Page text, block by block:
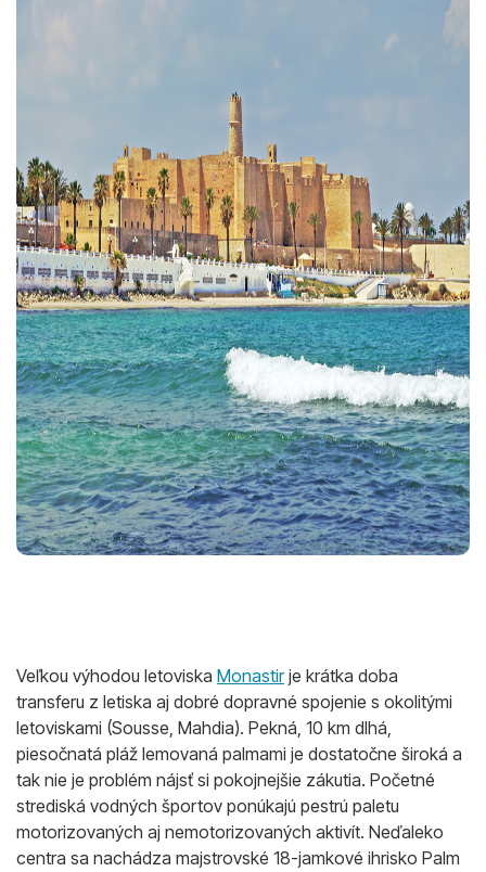
Veľkou výhodou letoviska Monastirje krátka doba
transferu z letiska aj dobré dopravné spojenie s okolitými
letoviskami (Sousse, Mahdia). Pekná, 10 km dlhá,
piesočnatá pláž lemovaná palmami je dostatočne široká a
tak nie je problém nájsť si pokojnejšie zákutia. Početné
strediská vodných športov ponúkajú pestrú paletu
motorizovaných aj nemotorizovaných aktivít. Neďaleko
centra sa nachádza majstrovské 18-jamkové ihrisko Palm